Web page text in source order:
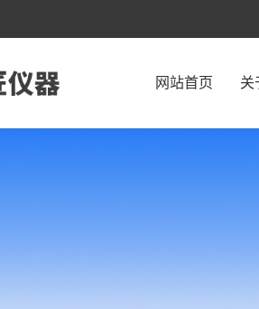
网站首页 关